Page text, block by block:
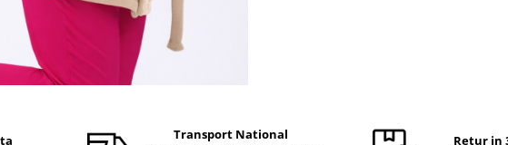
Facebook
Transport National Retur in